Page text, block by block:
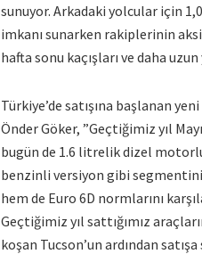
sunuyor. Arkadaki yolcular için
imkanı sunarken rakiplerinin
hafta sonu kaçışları ve daha
Türkiye’de satışına başlanan
Önder Göker, ”Geçtiğimiz yıl
bugün de 1.6 litrelik dizel
benzinli versiyon gibi
hem de Euro 6D normlarını
Geçtiğimiz yıl sattığımız
koşan Tucson’un ardından